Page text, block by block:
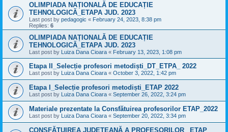
OLIMPIADA NAȚIONALĂ DE EDUCAȚIE
TEHNOLOGICĂ_ETAPA JUD. 2023
Last post by pedagogic « February 24, 2023, 8:38 pm
Replies: 6
OLIMPIADA NAȚIONALĂ DE EDUCAȚIE
TEHNOLOGICĂ_ETAPA JUD. 2023
Last post by Luiza Dana Cioara « February 13, 2023, 1:08 pm
Etapa II_Selecție profesori metodiști_DT_ETPA_ 2022
Last post by Luiza Dana Cioara « October 3, 2022, 1:42 pm
Etapa I_Selecție profesori metodiști_ETAP 2022
Last post by Luiza Dana Cioara « September 26, 2022, 3:24 pm
Materiale prezentate la Consfătuirea profesorilor ETAP_2022
Last post by Luiza Dana Cioara « September 20, 2022, 3:34 pm
CONSFĂTUIREA JUDEȚEANĂ A PROFESORILOR_ ETAP